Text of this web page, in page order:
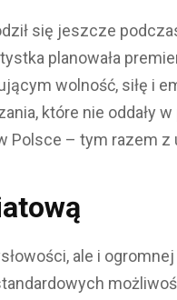
się jeszcze
planowała
wolność, siłę i
które nie oddały
Polsce – tym razem
ale i